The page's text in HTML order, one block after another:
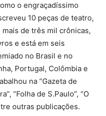
o engraçadíssimo
10 peças de teatro,
de três mil crônicas,
e está em seis
no Brasil e no
Portugal, Colômbia e
na “Gazeta de
“Folha de S.Paulo”, “O
outras publicações.